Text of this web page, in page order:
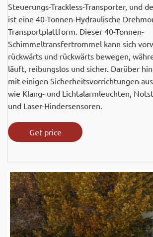
Steuerungs-Trackless-Transporter, und
ist eine 40-Tonnen-Hydraulische
Transportplattform. Dieser 40-Tonnen-
Schimmeltransfertrommel kann sich
rückwärts und rückwärts bewegen,
läuft, reibungslos und sicher. Darüber
mit einigen Sicherheitsvorrichtungen
wie Klang- und Lichtalarmleuchten,
und Laser-Hindersensoren.
Get price